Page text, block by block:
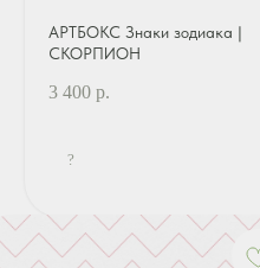
АРТБОКС Знаки зодиака |
СКОРПИОН
3 400 р.
?